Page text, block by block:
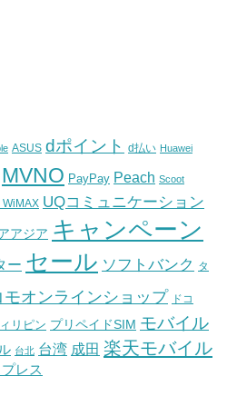
ASUS dポイント d払い Huawei
MVNO PayPay Peach Scoot
WiMAX UQコミュニケーション
アジア キャンペーン
ー セール ソフトバンク タ
モオンラインショップ ドコ
リピン プリペイドSIM モバイル
台北 台湾 成田 楽天モバイル
レス